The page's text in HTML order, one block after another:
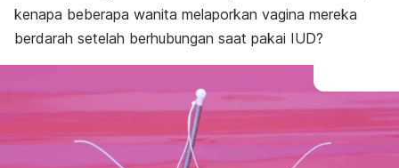
kenapa beberapa wanita melaporkan vagina mereka
berdarah setelah berhubungan saat pakai IUD?